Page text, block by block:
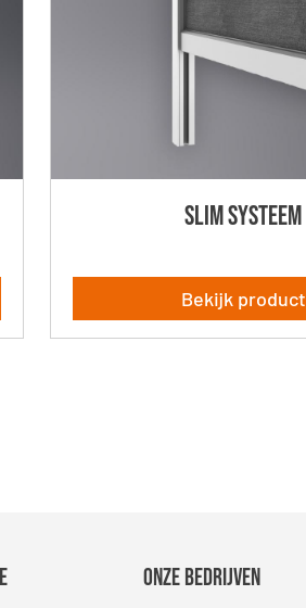
SLIM Systeem
Bekijk product
Onze bedrijven